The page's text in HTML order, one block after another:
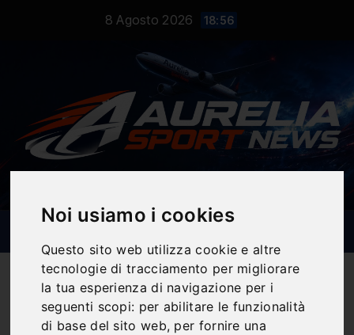
Noi usiamo i cookies
Questo sito web utilizza cookie e altre
tecnologie di tracciamento per migliorare
la tua esperienza di navigazione per i
seguenti scopi: per abilitare le funzionalità
di base del sito web, per fornire una
8 Agosto 2026 18:56
Notizie Sportive